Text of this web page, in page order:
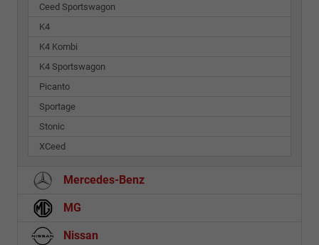
Ceed Sportswagon
K4
K4 Kombi
K4 Sportswagon
Picanto
Sportage
Stonic
XCeed
Mercedes-Benz
MG
Nissan